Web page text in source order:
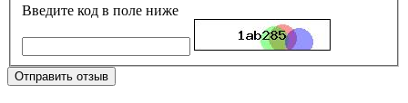
Введите код в поле ниже
Отправить отзыв